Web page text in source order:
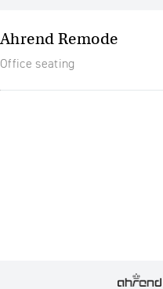
Ahrend Remode
Office seating